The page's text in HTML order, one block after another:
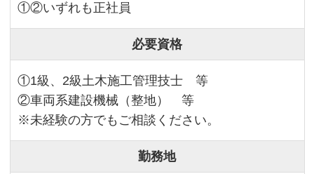
①②いずれも正社員
必要資格
①1級、2級土木施工管理技士 等
②車両系建設機械（整地） 等
※未経験の方でもご相談ください。
勤務地